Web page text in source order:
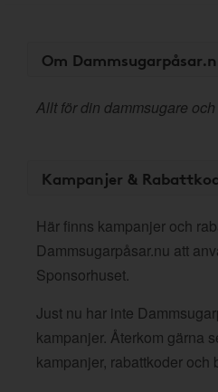
Om
Allt för din dammsugare
Kampanjer &
Här finns kampanjer och
Dammsugarpåsar.nu att
Sponsorhuset.
Just nu har inte
kampanjer. Återkom gärna
kampanjer, rabattkoder och